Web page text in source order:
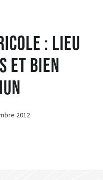
: lieu
et bien
2012